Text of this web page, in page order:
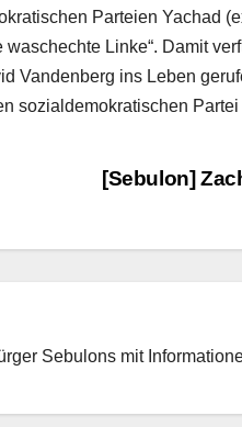
Parteien Yachad
Linke“. Damit
Vandenberg ins Leben
sozialdemokratischen Partei
[Sebulon]
Sebulons mit